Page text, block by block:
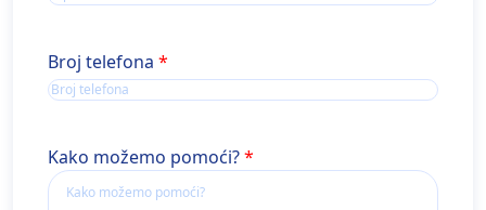
Broj telefona
Kako možemo pomoći?